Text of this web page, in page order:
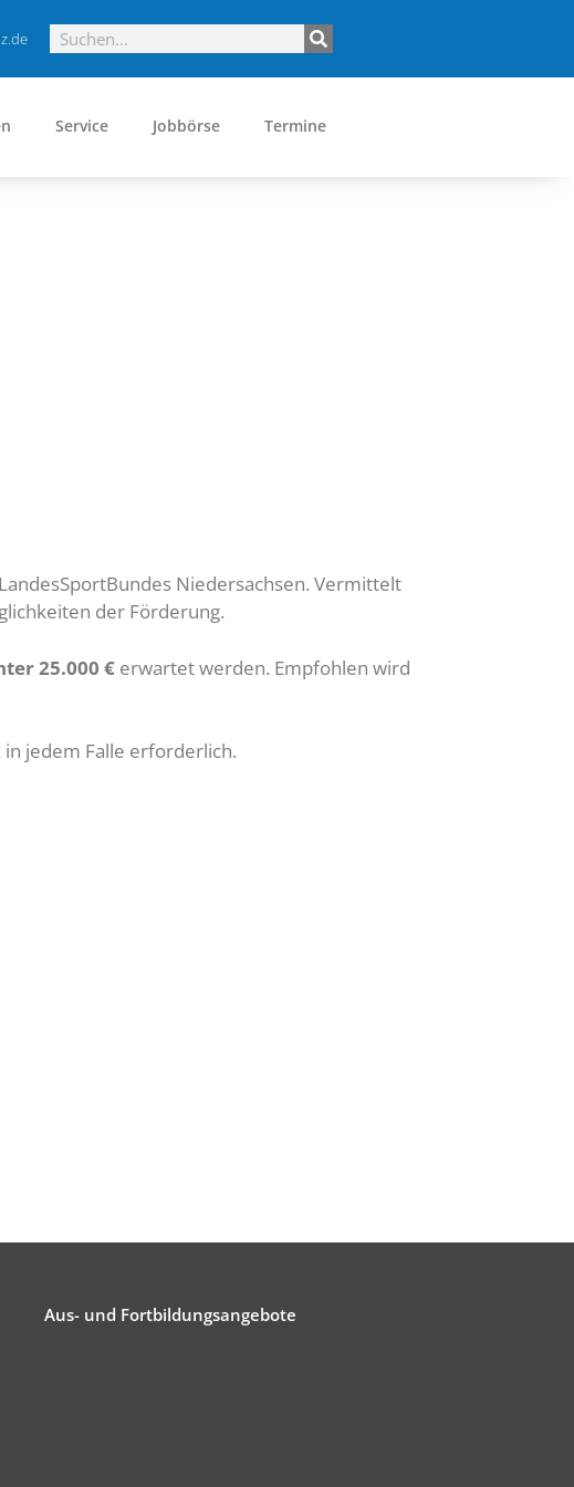
Service Jobbörse Termine
Niedersachsen. Vermittelt
der Förderung.
25.000 €erwartet werden. Empfohlen wird
jedem Falle erforderlich.
Aus- und Fortbildungsangebote